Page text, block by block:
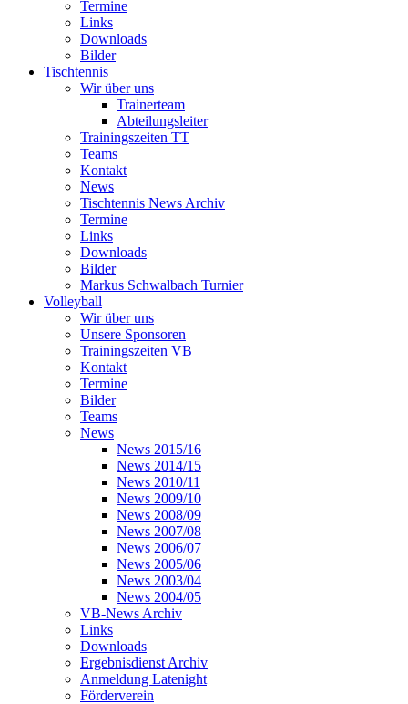
Termine
Links
Downloads
Bilder
Tischtennis
Wir über uns
Trainerteam
Abteilungsleiter
Trainingszeiten TT
Teams
Kontakt
News
Tischtennis News Archiv
Termine
Links
Downloads
Bilder
Markus Schwalbach Turnier
Volleyball
Wir über uns
Unsere Sponsoren
Trainingszeiten VB
Kontakt
Termine
Bilder
Teams
News
News 2015/16
News 2014/15
News 2010/11
News 2009/10
News 2008/09
News 2007/08
News 2006/07
News 2005/06
News 2003/04
News 2004/05
VB-News Archiv
Links
Downloads
Ergebnisdienst Archiv
Anmeldung Latenight
Förderverein